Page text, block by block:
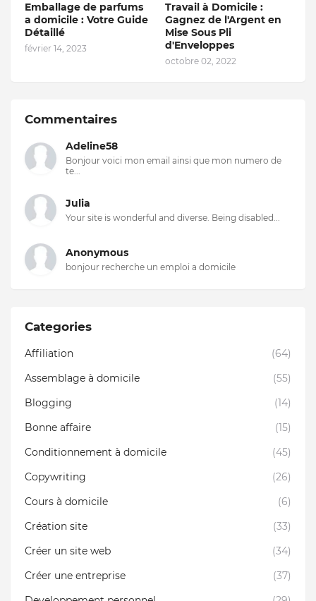
Emballage de parfums
a domicile : Votre Guide
Détaillé
février 14, 2023
Travail à Domicile :
Gagnez de l'Argent en
Mise Sous Pli
d'Enveloppes
octobre 02, 2022
Commentaires
Adeline58
Bonjour voici mon email ainsi que mon numero de
te...
Julia
Your site is wonderful and diverse. Being disabled...
Anonymous
bonjour recherche un emploi a domicile
Categories
Affiliation
(64)
Assemblage à domicile
(55)
Blogging
(14)
Bonne affaire
(15)
Conditionnement à domicile
(45)
Copywriting
(26)
Cours à domicile
(6)
Création site
(33)
Créer un site web
(34)
Créer une entreprise
(37)